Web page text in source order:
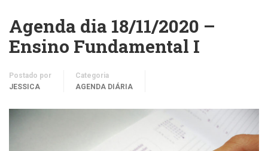
Agenda dia 18/11/2020 –
Ensino Fundamental I
Postado por
JESSICA
Categoria
AGENDA DIÁRIA